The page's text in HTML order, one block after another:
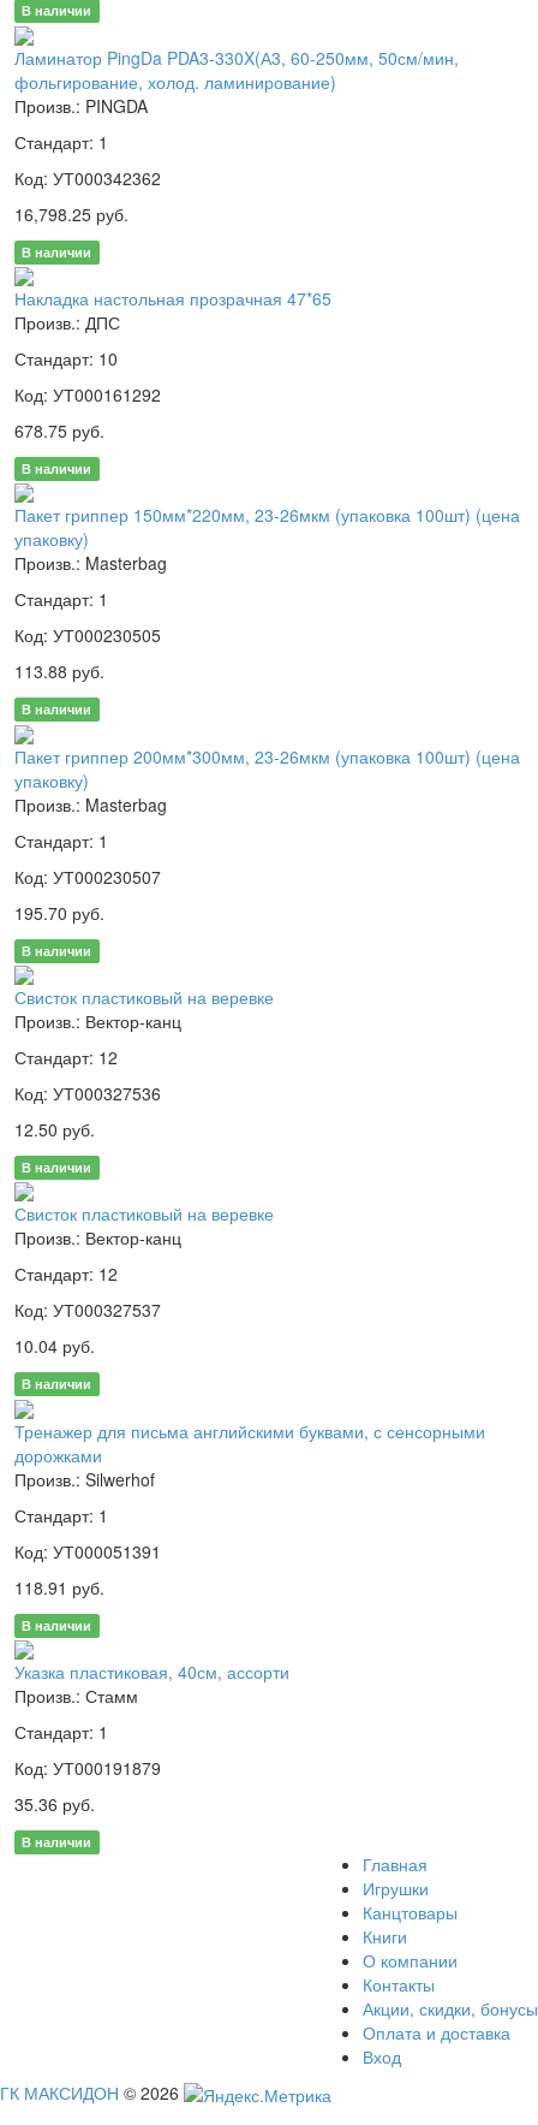
В наличии
Ламинатор PingDa PDA3-330X(А3, 60-250мм, 50см/мин,
фольгирование, холод. ламинирование)
Произв.: PINGDA
Стандарт: 1
Код: УТ000342362
16,798.25 руб.
В наличии
Накладка настольная прозрачная 47*65
Произв.: ДПС
Стандарт: 10
Код: УТ000161292
678.75 руб.
В наличии
Пакет гриппер 150мм*220мм, 23-26мкм (упаковка 100шт) (цена
упаковку)
Произв.: Masterbag
Стандарт: 1
Код: УТ000230505
113.88 руб.
В наличии
Пакет гриппер 200мм*300мм, 23-26мкм (упаковка 100шт) (цена
упаковку)
Произв.: Masterbag
Стандарт: 1
Код: УТ000230507
195.70 руб.
В наличии
Свисток пластиковый на веревке
Произв.: Вектор-канц
Стандарт: 12
Код: УТ000327536
12.50 руб.
В наличии
Свисток пластиковый на веревке
Произв.: Вектор-канц
Стандарт: 12
Код: УТ000327537
10.04 руб.
В наличии
Тренажер для письма английскими буквами, с сенсорными
дорожками
Произв.: Silwerhof
Стандарт: 1
Код: УТ000051391
118.91 руб.
В наличии
Указка пластиковая, 40см, ассорти
Произв.: Стамм
Стандарт: 1
Код: УТ000191879
35.36 руб.
В наличии
Главная
Игрушки
Канцтовары
Книги
О компании
Контакты
Акции, скидки, бонусы
Оплата и доставка
Вход
ГК МАКСИДОН © 2026